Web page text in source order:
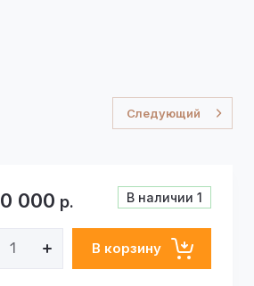
Следующий
В наличии 1
000 р.
В корзину